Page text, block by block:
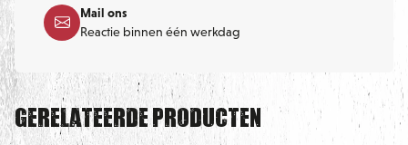
Mail ons
Reactie binnen één werkdag
Gerelateerde producten